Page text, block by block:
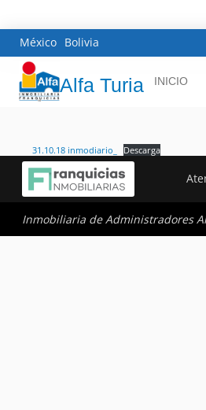
México Bolivia
Alfa Turia INICIO
31.10.18 inmodiario_ Descarga
Inmobiliaria de Administradores